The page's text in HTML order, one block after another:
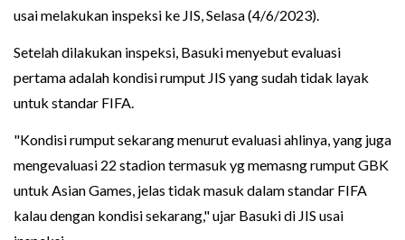
usai melakukan inspeksi ke JIS, Selasa (4/6/2023).
Setelah dilakukan inspeksi, Basuki menyebut evaluasi
pertama adalah kondisi rumput JIS yang sudah tidak layak
untuk standar FIFA.
"Kondisi rumput sekarang menurut evaluasi ahlinya, yang juga
mengevaluasi 22 stadion termasuk yg memasng rumput GBK
untuk Asian Games, jelas tidak masuk dalam standar FIFA
kalau dengan kondisi sekarang," ujar Basuki di JIS usai